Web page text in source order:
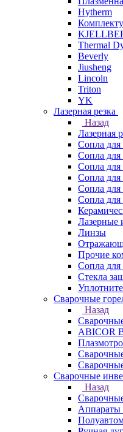
Hytherm
Thermal
Beverly
Jiusheng
Lincoln
Triton
YK
Лазерная резка
Назад
Лазерная
Сопла для
Сопла для
Сопла для
Сопла
Сопла
Сопла для
Лазерные
Линзы
Прочие
Сопла
Стекла
Сварочные
Назад
ABICOR
Сварочные
Назад
Аппараты